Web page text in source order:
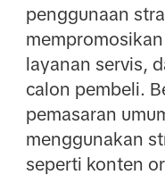
penggunaan
layanan servis,
calon pembeli.
pemasaran
menggunakan
seperti konten